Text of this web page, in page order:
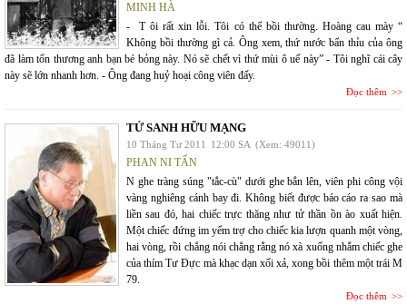
MINH HÀ
- T ôi rất xin lỗi. Tôi có thể bồi thường. Hoàng cau mày “
Không bồi thường gì cả. Ông xem, thứ nước bẩn thỉu của ông
đã làm tổn thương anh bạn bé bỏng này. Nó sẽ chết vì thứ mùi ô uế này” - Tôi nghĩ cái cây
này sẽ lớn nhanh hơn. - Ông đang huỷ hoại công viên đấy.
Đọc thêm
TỬ SANH HỮU MẠNG
10 Tháng Tư 2011 12:00 SA (Xem: 49011)
PHAN NI TẤN
N ghe tràng súng "tắc-cù" dưới ghe bắn lên, viên phi công vội
vàng nghiêng cánh bay đi. Không biết được báo cáo ra sao mà
liền sau đó, hai chiếc trực thăng như tử thần ồn ào xuất hiện.
Một chiếc đứng im yểm trợ cho chiếc kia lượn quanh một vòng,
hai vòng, rồi chẳng nói chẳng rằng nó xà xuống nhắm chiếc ghe
của thím Tư Đực mà khạc dạn xối xả, xong bồi thêm một trái M
79.
Đọc thêm